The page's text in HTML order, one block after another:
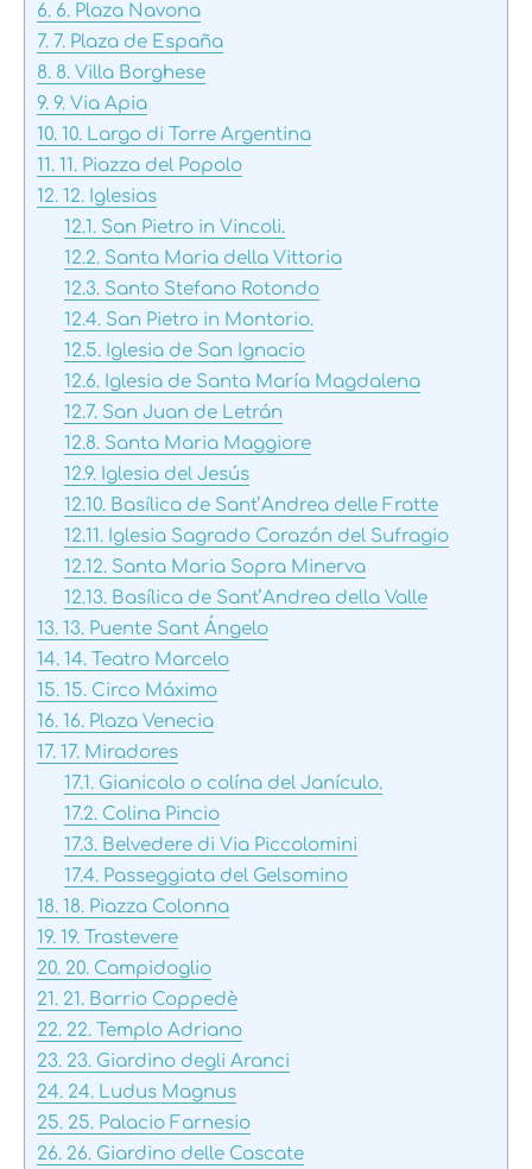
6. 6. Plaza Navona
7. 7. Plaza de España
8. 8. Villa Borghese
9. 9. Via Apia
10. 10. Largo di Torre Argentina
11. 11. Piazza del Popolo
12. 12. Iglesias
12.1.San Pietro in Vincoli.
12.2.Santa Maria della Vittoria
12.3.Santo Stefano Rotondo
12.4.San Pietro in Montorio.
12.5.Iglesia de San Ignacio
12.6.Iglesia de Santa María Magdalena
12.7.San Juan de Letrán
12.8.Santa Maria Maggiore
12.9.Iglesia del Jesús
12.10.Basílica de Sant’Andrea delle Fratte
12.11.Iglesia Sagrado Corazón del Sufragio
12.12.Santa Maria Sopra Minerva
12.13.Basílica de Sant’Andrea della Valle
13. 13. Puente Sant Ángelo
14. 14. Teatro Marcelo
15. 15. Circo Máximo
16. 16. Plaza Venecia
17. 17. Miradores
17.1.Gianicolo o colína del Janículo.
17.2.Colina Pincio
17.3.Belvedere di Via Piccolomini
17.4.Passeggiata del Gelsomino
18. 18. Piazza Colonna
19. 19. Trastevere
20. 20. Campidoglio
21. 21. Barrio Coppedè
22. 22. Templo Adriano
23. 23. Giardino degli Aranci
24. 24. Ludus Magnus
25. 25. Palacio Farnesio
26. 26. Giardino delle Cascate